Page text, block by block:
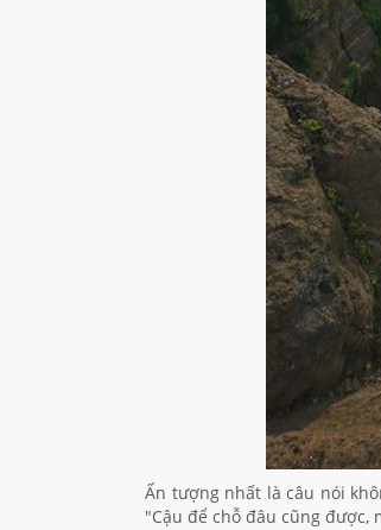
Ấn tượng nhất là câu nói
"Cậu để chỗ đâu cũng được,